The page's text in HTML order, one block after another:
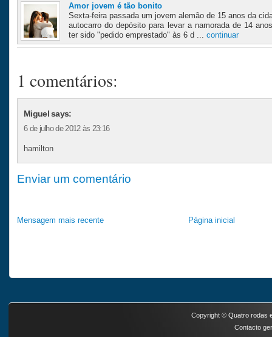
Amor jovem é tão bonito
Sexta-feira passada um jovem alemão de 15 anos da
autocarro do depósito para levar a namorada de 14
ter sido "pedido emprestado" às 6 d ... continuar
1 comentários:
Miguel says:
6 de julho de 2012 às 23:16
hamilton
Enviar um comentário
Mensagem mais recente Página inicial
Copyright © Quatro rodas
Contacto